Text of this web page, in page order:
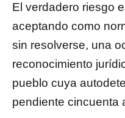
El verdadero riesgo
aceptando como
sin resolverse, una
reconocimiento
pueblo cuya
pendiente cincuenta